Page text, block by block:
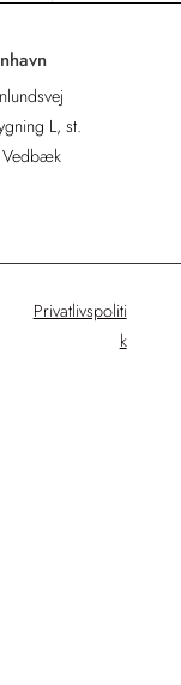
L, st.
Privatlivspoliti
k